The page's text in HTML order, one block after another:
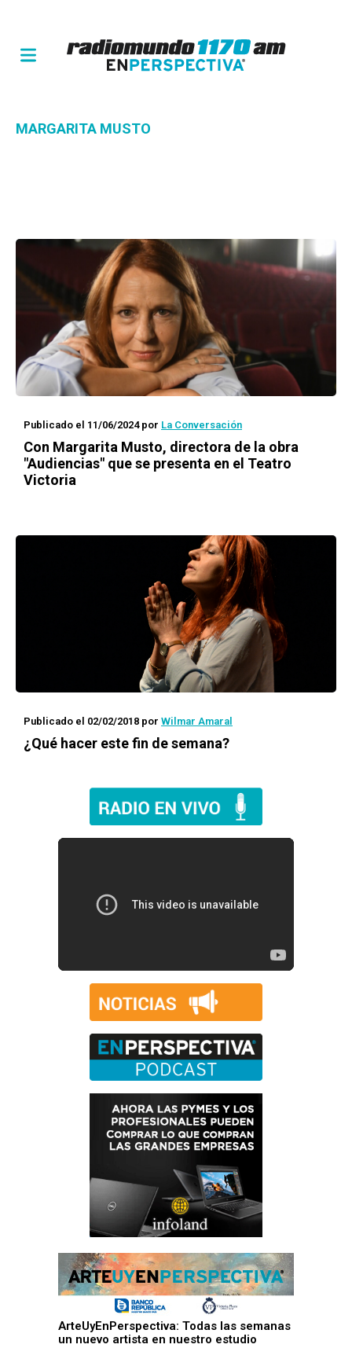
MARGARITA MUSTO
Publicado el 11/06/2024por La Conversación
Con Margarita Musto, directora de la obra
"Audiencias" que se presenta en el Teatro
Victoria
Publicado el 02/02/2018 por Wilmar Amaral
¿Qué hacer este fin de semana?
ArteUyEnPerspectiva: Todas las semanas
un nuevo artista en nuestro estudio